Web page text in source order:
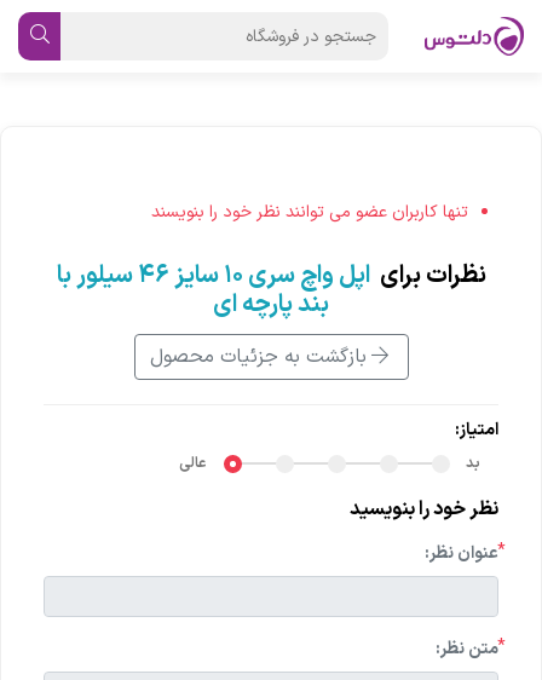
تنها کاربران عضو می توانند نظر خود را بنویسند
نظرات برای
اپل واچ سری ۱۰ سایز ۴۶ سیلور با
بند پارچه ای
بازگشت به جزئیات محصول
امتیاز:
بد عالی
نظر خود را بنویسید
عنوان نظر:*
متن نظر:*